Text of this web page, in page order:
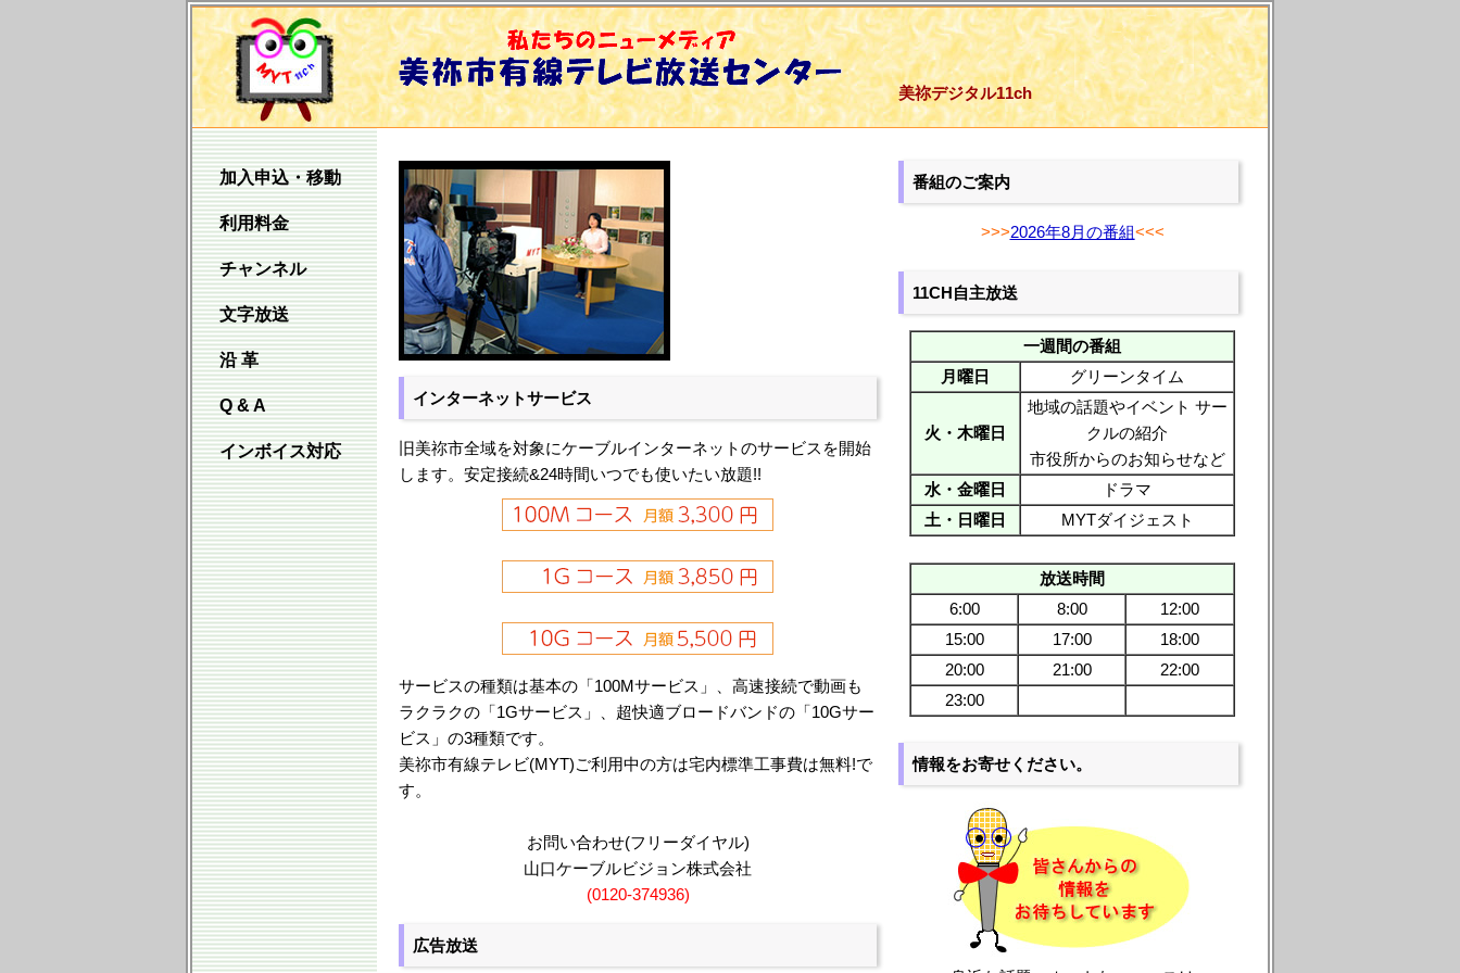
美祢デジタル11ch
加入申込・移動
利用料金
チャンネル
文字放送
沿 革
Q & A
インボイス対応
インターネットサービス
旧美祢市全域を対象にケーブルインターネットのサービスを開始
します。安定接続&24時間いつでも使いたい放題!!
サービスの種類は基本の「100Mサービス」、高速接続で動画も
ラクラクの「1Gサービス」、超快適ブロードバンドの「10Gサー
ビス」の3種類です。
美祢市有線テレビ(MYT)ご利用中の方は宅内標準工事費は無料!で
す。
お問い合わせ(フリーダイヤル)
山口ケーブルビジョン株式会社
(0120-374936)
広告放送
番組のご案内
>>>2026年8月の番組<<<
11CH自主放送
一週間の番組
月曜日
グリーンタイム
火・木曜日
地域の話題やイベント サー
クルの紹介
市役所からのお知らせなど
水・金曜日
ドラマ
土・日曜日
MYTダイジェスト
放送時間
6:00
8:00
12:00
15:00
17:00
18:00
20:00
21:00
22:00
23:00
情報をお寄せください。